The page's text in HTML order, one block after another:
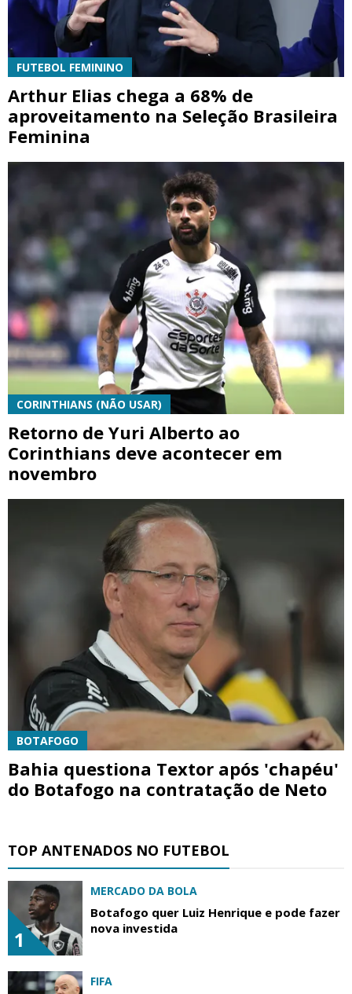
FUTEBOL FEMININO
Arthur Elias chega a 68% de
aproveitamento na Seleção Brasileira
Feminina
CORINTHIANS (NÃO USAR)
Retorno de Yuri Alberto ao
Corinthians deve acontecer em
novembro
BOTAFOGO
Bahia questiona Textor após 'chapéu'
do Botafogo na contratação de Neto
TOP ANTENADOS NO FUTEBOL
1
MERCADO DA BOLA
Botafogo quer Luiz Henrique e pode fazer
nova investida
FIFA